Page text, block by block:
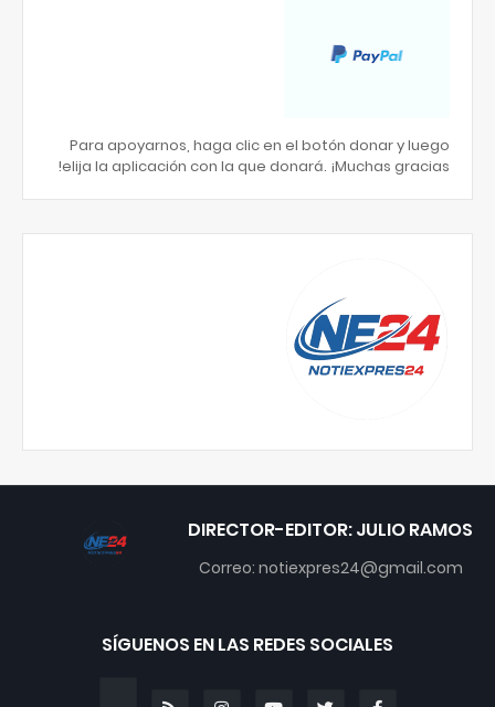
Para apoyarnos, haga clic en el botón donar y luego
elija la aplicación con la que donará. ¡Muchas gracias!
DIRECTOR-EDITOR: JULIO RAMOS
Correo: notiexpres24@gmail.com
SÍGUENOS EN LAS REDES SOCIALES